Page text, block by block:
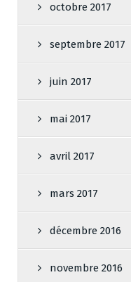
octobre 2017
septembre 2017
juin 2017
mai 2017
avril 2017
mars 2017
décembre 2016
novembre 2016